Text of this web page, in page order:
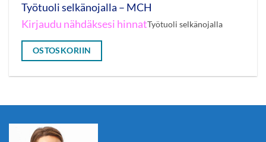
Työtuoli selkänojalla – MCH
Kirjaudu nähdäksesi hinnatTyötuoli selkänojalla
OSTOSKORIIN